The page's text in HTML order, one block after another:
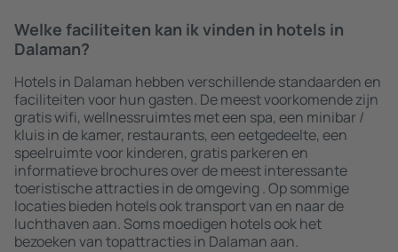
Welke faciliteiten kan ik vinden in hotels in
Dalaman?
Hotels in Dalaman hebben verschillende standaarden en
faciliteiten voor hun gasten. De meest voorkomende zijn
gratis wifi, wellnessruimtes met een spa, een minibar /
kluis in de kamer, restaurants, een eetgedeelte, een
speelruimte voor kinderen, gratis parkeren en
informatieve brochures over de meest interessante
toeristische attracties in de omgeving . Op sommige
locaties bieden hotels ook transport van en naar de
luchthaven aan. Soms moedigen hotels ook het
bezoeken van topattracties in Dalaman aan.